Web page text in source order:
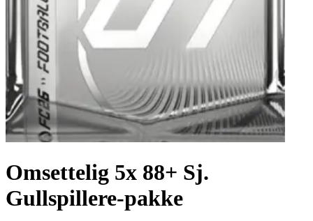
Omsettelig 5x 88+ Sj.
Gullspillere-pakke